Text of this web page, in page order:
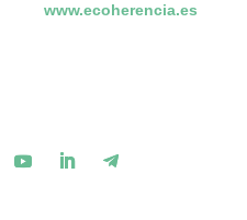
www.ecoherencia.es